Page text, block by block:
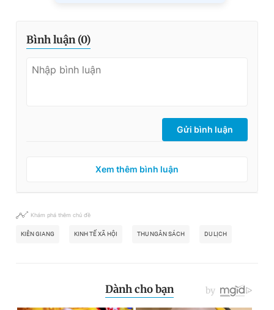
Bình luận (0)
Gửi bình luận
Xem thêm bình luận
Khám phá thêm chủ đề
KIÊN GIANG KINH TẾ XÃ HỘI THU NGÂN SÁCH DU LỊCH